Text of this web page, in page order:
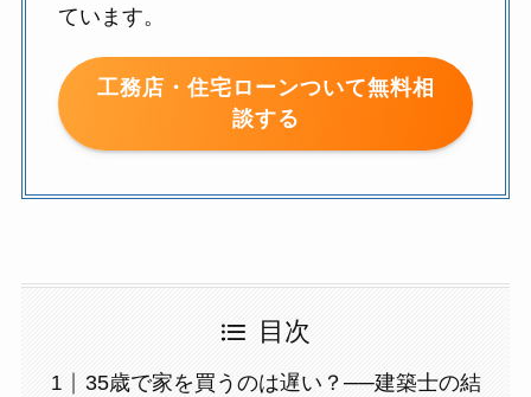
ています。
工務店・住宅ローンついて無料相
談する
目次
35歳で家を買うのは遅い？──建築士の結